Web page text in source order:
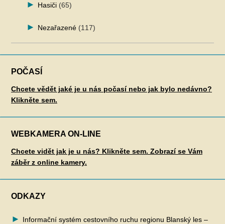
Hasiči (65)
Nezařazené (117)
POČASÍ
Chcete vědět jaké je u nás počasí nebo jak bylo nedávno?
Klikněte sem.
WEBKAMERA ON-LINE
Chcete vidět jak je u nás? Klikněte sem. Zobrazí se Vám
záběr z online kamery.
ODKAZY
Informační systém cestovního ruchu regionu Blanský les –